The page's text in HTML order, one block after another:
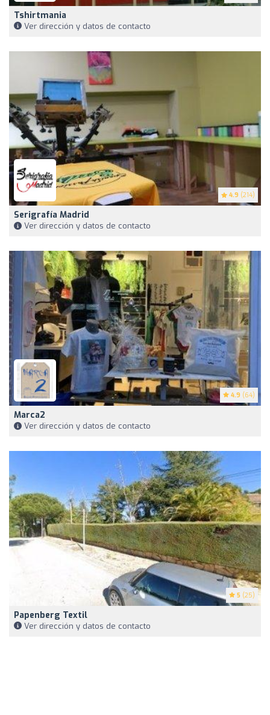
Tshirtmania
Ver dirección y datos de contacto
4.9 (214)
Serigrafía Madrid
Ver dirección y datos de contacto
4.9 (64)
Marca2
Ver dirección y datos de contacto
5 (25)
Papenberg Textil
Ver dirección y datos de contacto